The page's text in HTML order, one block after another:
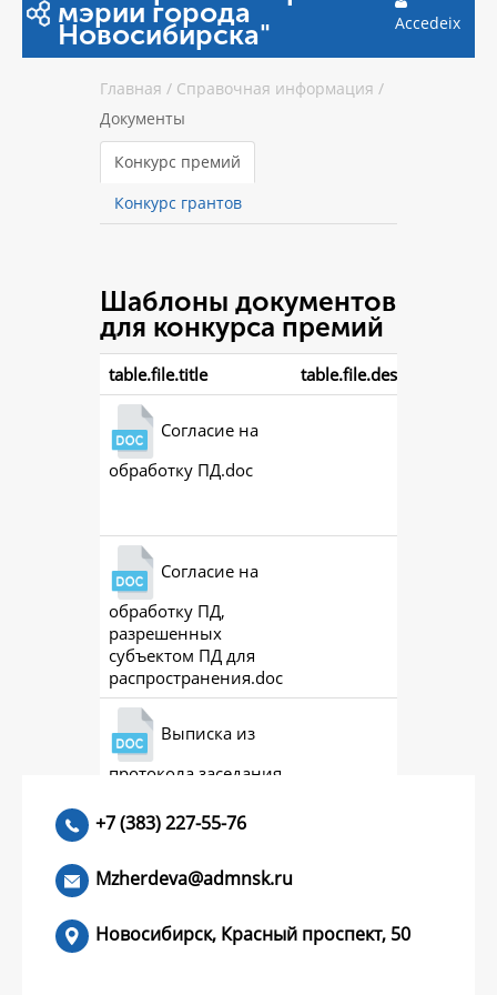
мэрии города
Новосибирска" Accedeix
Главная / Справочная информация /
Документы
Конкурс премий
Конкурс грантов
Шаблоны документов
для конкурса премий
table.file.title table.file.description
Согласие на
обработку ПД.doc
Согласие на
обработку ПД,
разрешенных
субъектом ПД для
распространения.doc
Выписка из
протокола заседания
+7 (383) 227-55-76
Mzherdeva@admnsk.ru
Новосибирск, Красный проспект, 50